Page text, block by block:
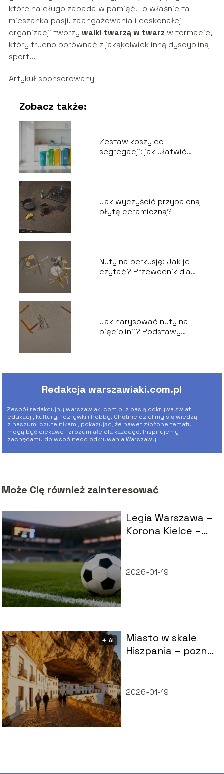
które na długo zapada w pamięć. To właśnie ta
mieszanka pasji, zaangażowania i doskonałej
organizacji tworzy walki twarzą w twarz w formacie,
który trudno porównać z jakąkolwiek inną dyscypliną
sportu.
Artykuł sponsorowany
Zobacz także:
Zestaw koszy do
segregacji: jak ułatwić
Jak wyczyścić przypaloną
płytę ceramiczną?
Nuty na perkusję: Jak je
czytać? Przewodnik dla
Jak narysować nuty na
pięciolinii? Podstawy
Redakcja warszawiaki.com.pl
Zespół redakcyjny warszawiaki.com.pl z pasją odkrywa świat
edukacji, kultury, rozrywki i hobby. Chętnie dzielimy się wiedzą
z naszymi czytelnikami, pokazując, że nawet złożone tematy
mogą być ciekawe i zrozumiałe dla każdego. Inspirujemy i
zachęcamy do wspólnego odkrywania Warszawy!
Może Cię również zainteresować
Legia Warszawa –
Korona Kielce –
2026-01-19
🟅 AI
Miasto w skale
Hiszpania – poznaj
2026-01-19